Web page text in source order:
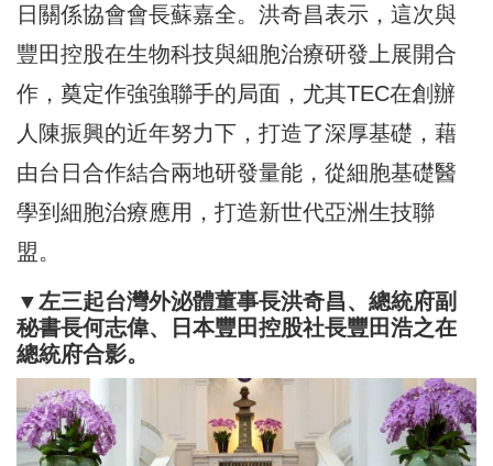
日關係協會會長蘇嘉全。洪奇昌表示，這次與
豐田控股在生物科技與細胞治療研發上展開合
作，奠定作強強聯手的局面，尤其TEC在創辦
人陳振興的近年努力下，打造了深厚基礎，藉
由台日合作結合兩地研發量能，從細胞基礎醫
學到細胞治療應用，打造新世代亞洲生技聯
盟。
▼左三起台灣外泌體董事長洪奇昌、總統府副
秘書長何志偉、日本豐田控股社長豐田浩之在
總統府合影。